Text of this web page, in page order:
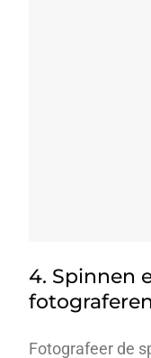
4. Spinnen
fotograferen
Fotografeer de